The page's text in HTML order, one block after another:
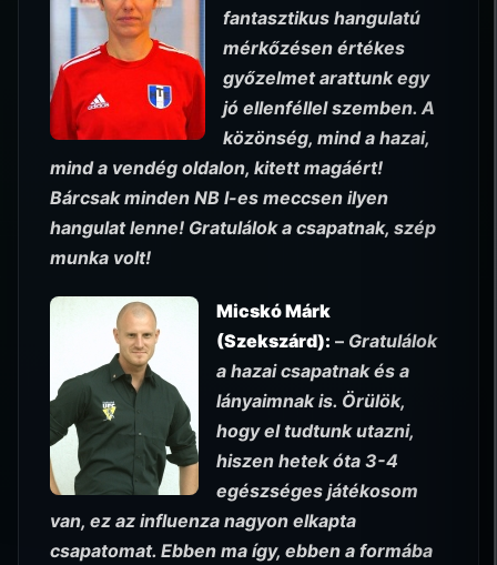
fantasztikus hangulatú
mérkőzésen értékes
győzelmet arattunk egy
jó ellenféllel szemben. A
közönség, mind a hazai,
mind a vendég oldalon, kitett magáért!
Bárcsak minden NB I-es meccsen ilyen
hangulat lenne! Gratulálok a csapatnak, szép
munka volt!
Micskó Márk
(Szekszárd): – Gratulálok
a hazai csapatnak és a
lányaimnak is. Örülök,
hogy el tudtunk utazni,
hiszen hetek óta 3-4
egészséges játékosom
van, ez az influenza nagyon elkapta
csapatomat. Ebben ma így, ebben a formába